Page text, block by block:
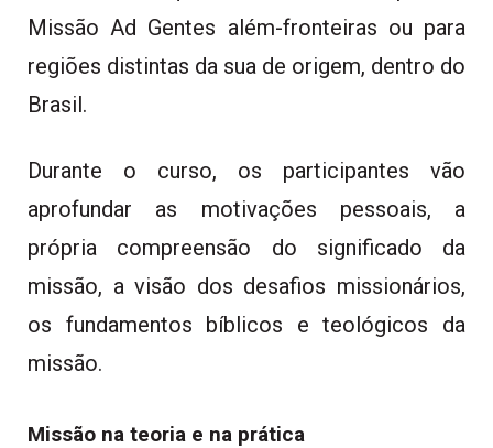
Missão Ad Gentes além-fronteiras ou para
regiões distintas da sua de origem, dentro do
Brasil.
Durante o curso, os participantes vão
aprofundar as motivações pessoais, a
própria compreensão do significado da
missão, a visão dos desafios missionários,
os fundamentos bíblicos e teológicos da
missão.
Missão na teoria e na prática